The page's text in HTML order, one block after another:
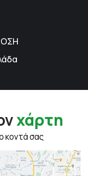
χάρτη
κοντά σας